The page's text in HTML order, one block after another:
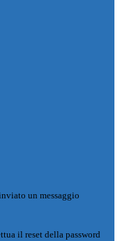
un messaggio
il reset della password